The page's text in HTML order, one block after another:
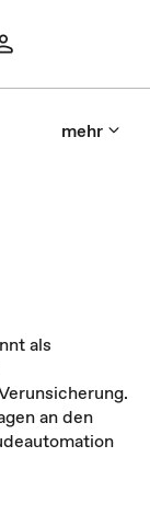
mehr
als
an den